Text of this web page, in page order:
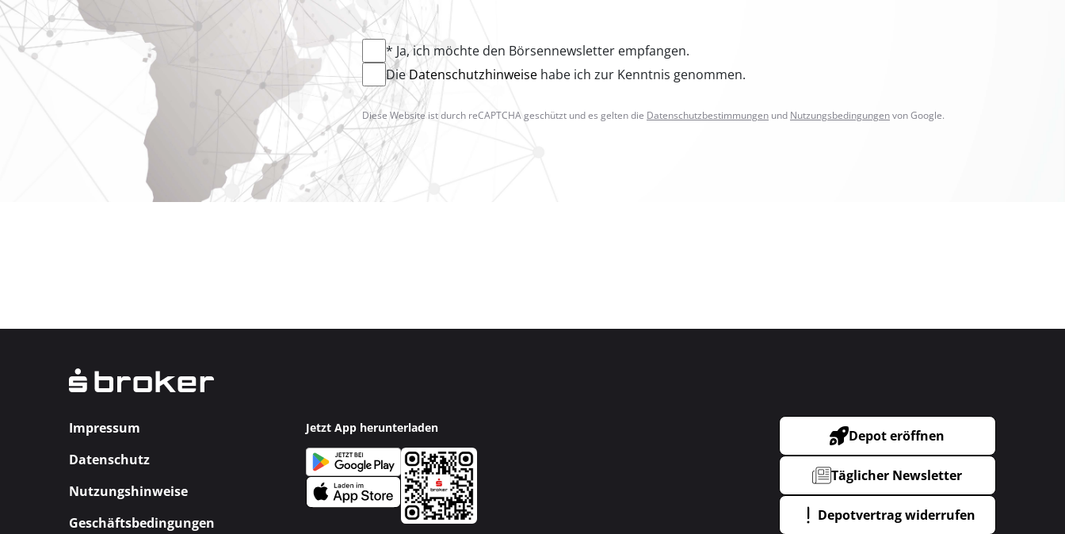
* Ja, ich möchte den Börsennewsletter empfangen.
DieDatenschutzhinweise habe ich zur Kenntnis genommen.
Diese Website ist durch reCAPTCHA geschützt und es gelten die Datenschutzbestimmungen und Nutzungsbedingungenvon Google.
Impressum
Datenschutz
Nutzungshinweise
Geschäftsbedingungen
Jetzt App herunterladen Depot eröffnen
Täglicher Newsletter
Depotvertrag widerrufen